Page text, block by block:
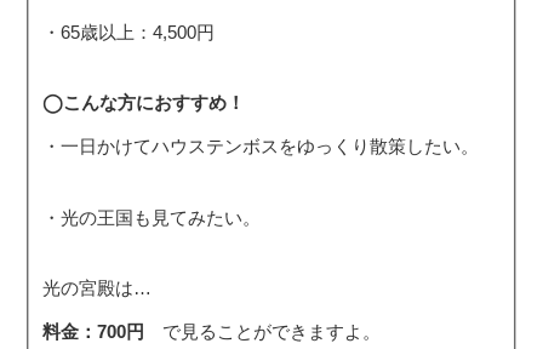
・65歳以上：4,500円
◯こんな方におすすめ！
・一日かけてハウステンボスをゆっくり散策したい。
・光の王国も見てみたい。
光の宮殿は…
料金：700円 で見ることができますよ。